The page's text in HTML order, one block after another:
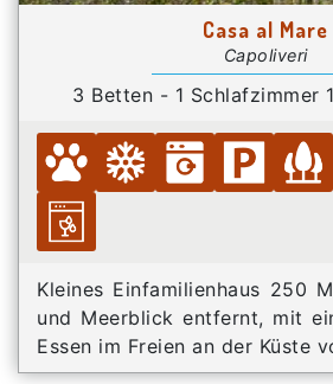
Casa al Mare
Capoliveri
3 Betten - 1 Schlafzimmer
Kleines Einfamilienhaus 250
und Meerblick entfernt, mit
Essen im Freien an der Küste